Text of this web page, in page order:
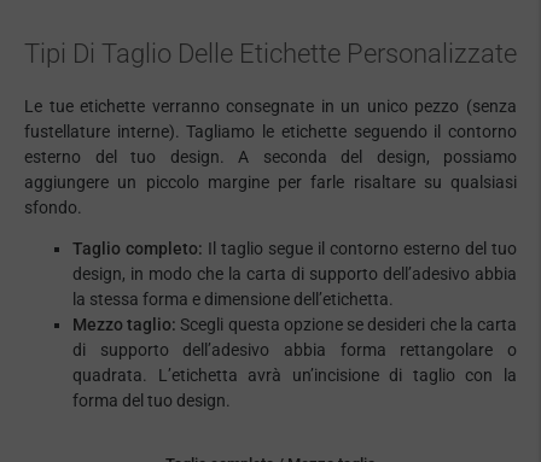
Tipi Di Taglio Delle Etichette Personalizzate
Le tue etichette verranno consegnate in un unico pezzo (senza
fustellature interne). Tagliamo le etichette seguendo il contorno
esterno del tuo design. A seconda del design, possiamo
aggiungere un piccolo margine per farle risaltare su qualsiasi
sfondo.
Taglio completo: Il taglio segue il contorno esterno del tuo
design, in modo che la carta di supporto dell’adesivo abbia
la stessa forma e dimensione dell’etichetta.
Mezzo taglio: Scegli questa opzione se desideri che la carta
di supporto dell’adesivo abbia forma rettangolare o
quadrata. L’etichetta avrà un’incisione di taglio con la
forma del tuo design.